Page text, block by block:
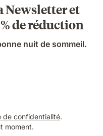
Newsletter et
de réduction
nuit de sommeil.
de confidentialité.
moment.